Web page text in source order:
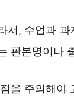
서, 수업과
판본명이나
을 주의해야